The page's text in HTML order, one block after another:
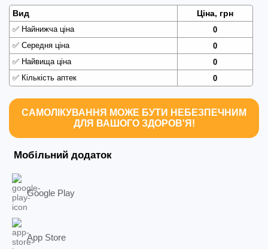
Вид Ціна, грн
✅ Найнижча ціна
0
✅ Середня ціна
0
✅ Найвища ціна
0
✅ Кількість аптек 0
САМОЛІКУВАННЯ МОЖЕ БУТИ НЕБЕЗПЕЧНИМ
ДЛЯ ВАШОГО ЗДОРОВ'Я!
Мобільний додаток
Google Play
App Store